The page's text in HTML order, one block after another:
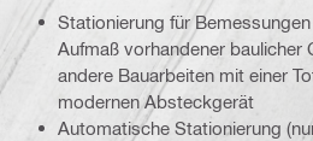
Stationierung für Bemessungen
Aufmaß vorhandener baulicher
andere Bauarbeiten mit einer
modernen Absteckgerät
Automatische Stationierung